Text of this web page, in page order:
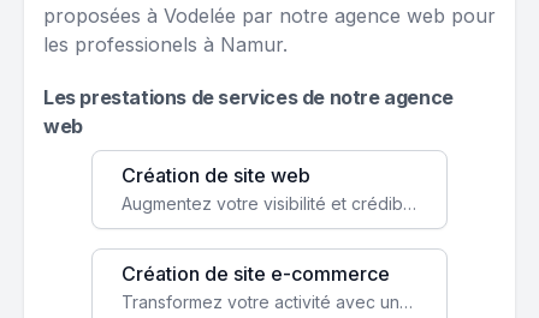
proposées à Vodelée par notre agence web pour
les professionels à Namur.
Les prestations de services de notre agence
web
Création de site web
Augmentez votre visibilité et crédibilité en ligne avec un site web performant, conçu pour attirer plus de clients.
Création de site e-commerce
Transformez votre activité avec une boutique en ligne, accessible à l'échelle mondiale 24/7.